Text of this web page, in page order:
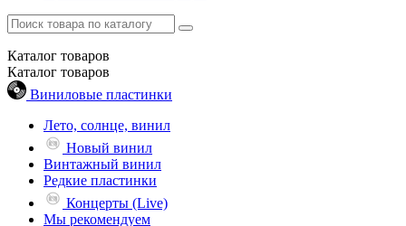
Каталог товаров
Каталог товаров
Виниловые пластинки
Лето, солнце, винил
Новый винил
Винтажный винил
Редкие пластинки
Концерты (Live)
Мы рекомендуем